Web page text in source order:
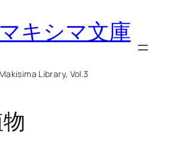
マキシマ文庫
Makisima Library, Vol.3